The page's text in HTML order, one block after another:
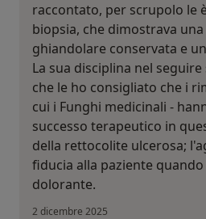
raccontato, per scrupolo le
biopsia, che dimostrava
ghiandolare conservata e
La sua disciplina nel seguire
che le ho consigliato che i
cui i Funghi medicinali -
successo terapeutico in
della rettocolite ulcerosa;
fiducia alla paziente
dolorante.
2 dicembre 2025